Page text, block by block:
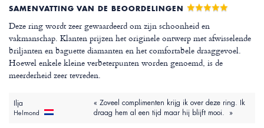
SAMENVATTING VAN DE BEOORDELINGEN
Deze ring wordt zeer gewaardeerd om zijn schoonheid en
vakmanschap. Klanten prijzen het originele ontwerp met afwisselende
briljanten en baguette diamanten en het comfortabele draaggevoel.
Hoewel enkele kleine verbeterpunten worden genoemd, is de
meerderheid zeer tevreden.
Ilja
Helmond
« Zoveel complimenten krijg ik over deze ring. Ik
draag hem al een tijd maar hij blijft mooi. »